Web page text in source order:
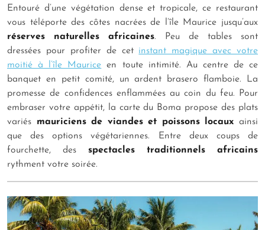
Entouré d’une végétation dense et tropicale, ce restaurant
vous téléporte des côtes nacrées de l’île Maurice jusqu’aux
réserves naturelles africaines. Peu de tables sont
dressées pour profiter de cet instant magique avec votre
moitié à l’île Maurice en toute intimité. Au centre de ce
banquet en petit comité, un ardent brasero flamboie. La
promesse de confidences enflammées au coin du feu. Pour
embraser votre appétit, la carte du Boma propose des plats
variés mauriciens de viandes et poissons locaux ainsi
que des options végétariennes. Entre deux coups de
fourchette, des spectacles traditionnels africains
rythment votre soirée.